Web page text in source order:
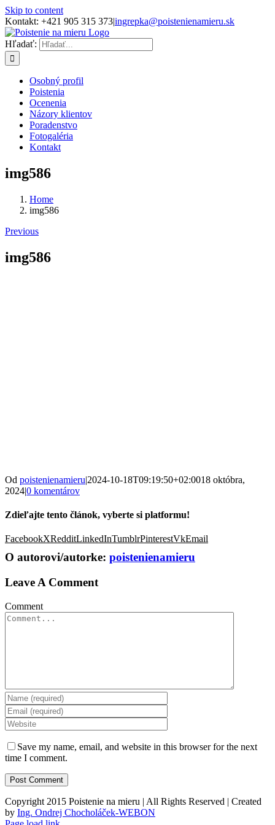
Skip to content
Kontakt: +421 905 315 373|ingrepka@poistenienamieru.sk
Hľadať:
Osobný profil
Poistenia
Ocenenia
Názory klientov
Poradenstvo
Fotogaléria
Kontakt
img586
Home
img586
Previous
img586
Od poistenienamieru|2024-10-18T09:19:50+02:0018 októbra,
2024|0 komentárov
Zdieľajte tento článok, vyberte si platformu!
FacebookXRedditLinkedInTumblrPinterestVkEmail
O autorovi/autorke: poistenienamieru
Leave A Comment
Comment
Save my name, email, and website in this browser for the next
time I comment.
Copyright 2015 Poistenie na mieru | All Rights Reserved | Created
by Ing. Ondrej Chocholáček-WEBON